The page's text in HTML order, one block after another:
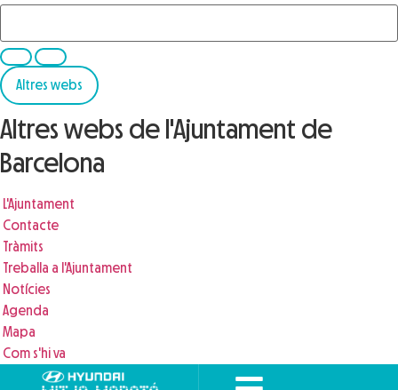
Altres webs
Altres webs de l'Ajuntament de
Barcelona
L'Ajuntament
Contacte
Tràmits
Treballa a l'Ajuntament
Notícies
Agenda
Mapa
Com s'hi va